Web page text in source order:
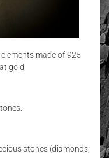
made of 925
gold
stones (diamonds,